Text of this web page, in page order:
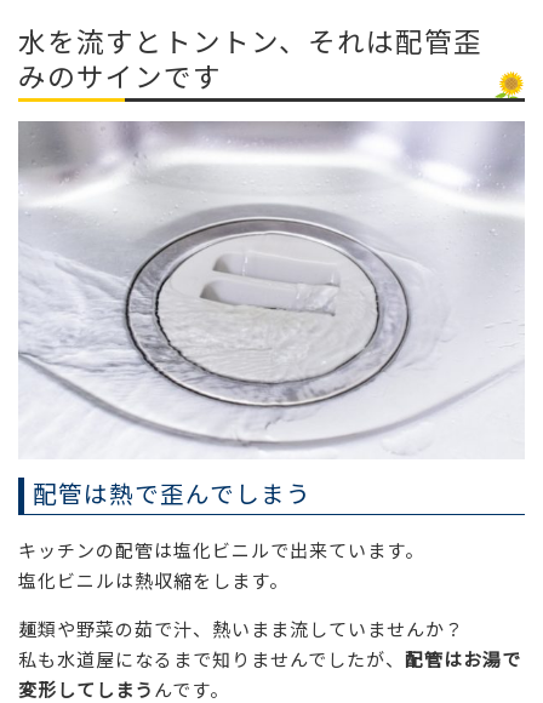
水を流すとトントン、それは配管歪
みのサインです
配管は熱で歪んでしまう
キッチンの配管は塩化ビニルで出来ています。
塩化ビニルは熱収縮をします。
麺類や野菜の茹で汁、熱いまま流していませんか？
私も水道屋になるまで知りませんでしたが、 配管はお湯で
変形してしまうんです。